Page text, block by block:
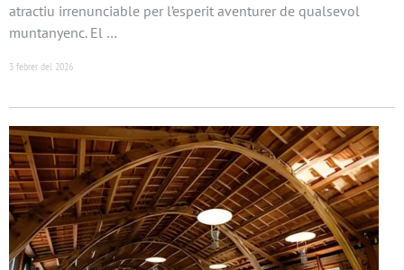
atractiu irrenunciable per l’esperit aventurer de qualsevol
muntanyenc. El …
3 febrer del 2026